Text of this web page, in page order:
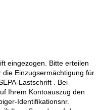
eingezogen. Bitte erteilen
Einzugsermächtigung für
Lastschrift . Bei
Ihrem Kontoauszug den
Identifikationsnr.